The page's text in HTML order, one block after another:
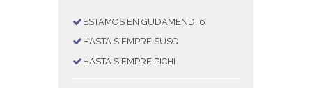
ESTAMOS EN GUDAMENDI 6
HASTA SIEMPRE SUSO
HASTA SIEMPRE PICHI